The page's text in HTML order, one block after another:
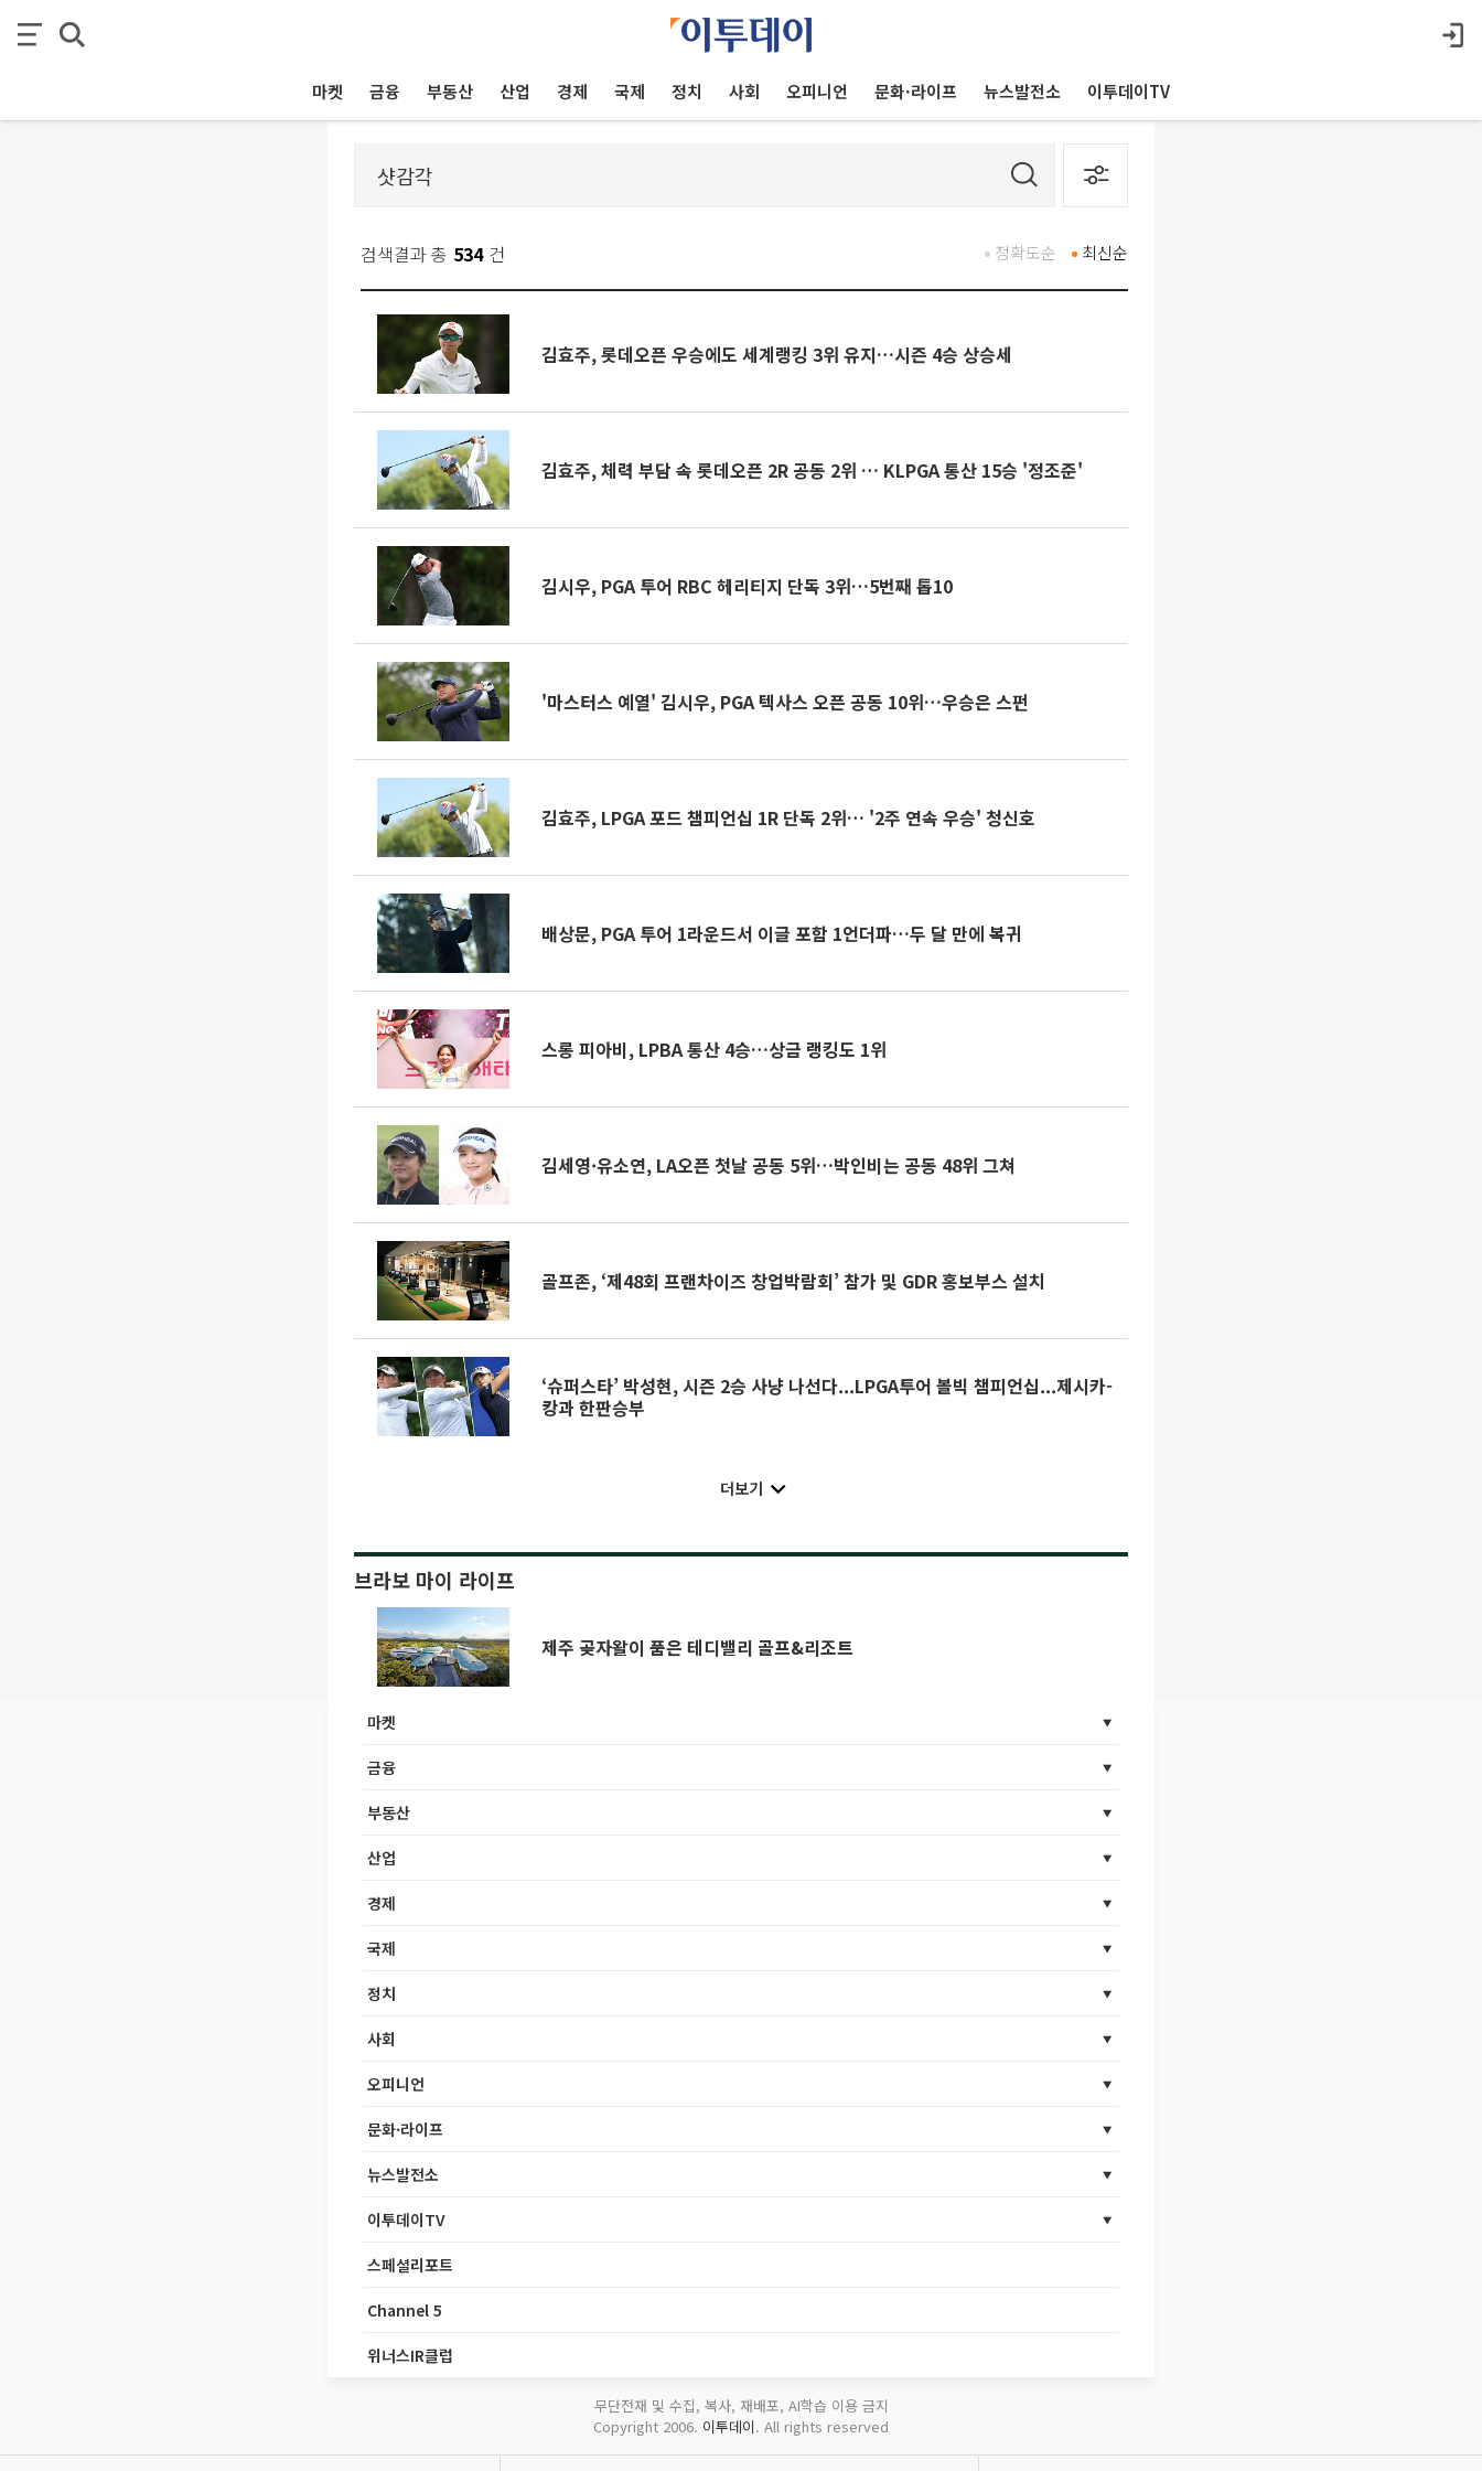
마켓 금융 부동산 산업 경제 국제 정치 사회 오피니언 문화·라이프 뉴스발전소 이투데이TV
검색결과 총 534 건 최신순
정확도순
김효주, 롯데오픈 우승에도 세계랭킹 3위 유지…시즌 4승 상승세
김효주, 체력 부담 속 롯데오픈 2R 공동 2위 … KLPGA 통산 15승 '정조준'
김시우, PGA 투어 RBC 헤리티지 단독 3위…5번째 톱10
'마스터스 예열' 김시우, PGA 텍사스 오픈 공동 10위…우승은 스펀
김효주, LPGA 포드 챔피언십 1R 단독 2위… '2주 연속 우승' 청신호
배상문, PGA 투어 1라운드서 이글 포함 1언더파…두 달 만에 복귀
스롱 피아비, LPBA 통산 4승…상금 랭킹도 1위
김세영·유소연, LA오픈 첫날 공동 5위…박인비는 공동 48위 그쳐
골프존, ‘제48회 프랜차이즈 창업박람회’ 참가 및 GDR 홍보부스 설치
‘슈퍼스타’ 박성현, 시즌 2승 사냥 나선다...LPGA투어 볼빅 챔피언십...제시카-
캉과 한판승부
더보기
브라보 마이 라이프
제주 곶자왈이 품은 테디밸리 골프&리조트
마켓
금융
부동산
산업
경제
국제
정치
사회
오피니언
문화·라이프
뉴스발전소
이투데이TV
스페셜리포트
Channel 5
위너스IR클럽
무단전재 및 수집, 복사, 재배포, AI학습 이용 금지
Copyright 2006. 이투데이. All rights reserved